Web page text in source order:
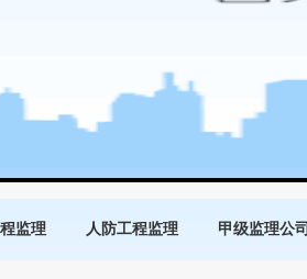
监理 人防工程监理 甲级监理公司